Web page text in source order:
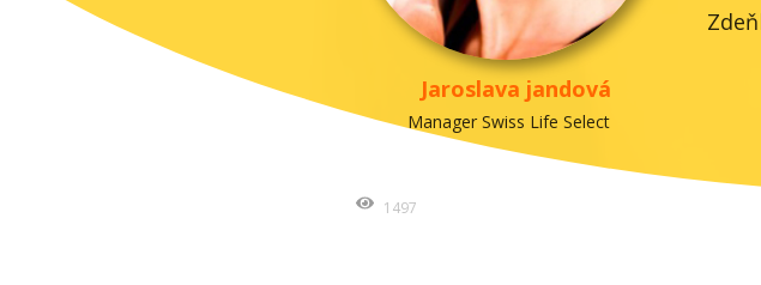
Jaroslava jandová
Manager Swiss Life Select
1497